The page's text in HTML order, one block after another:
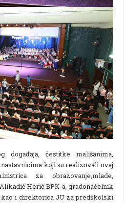
događaja, čestitke mališanima,
koji su realizovali ovaj
za obrazovanje,mlade,
Herić BPK-a, gradonačelnik
kao i direktorica JU za predškolski